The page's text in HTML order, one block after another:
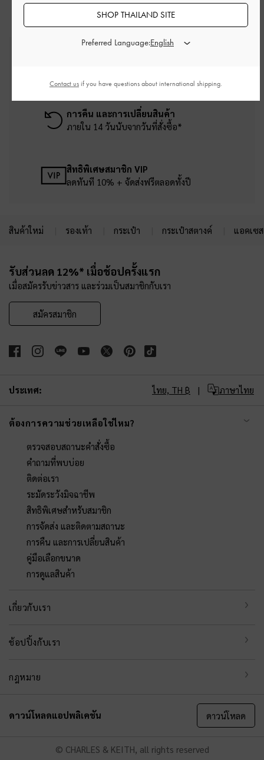
การคืน และการเปลี่ยนสินค้า
ภายใน 14 วันนับจากวันที่สั่งซื้อ*
สิทธิพิเศษสมาชิก VIP
ลดทันที 10% + จัดส่งฟรีตลอดทั้งปี
สินค้าใหม่ รองเท้า กระเป๋า กระเป๋าสตางค์ แอคเซ
รับส่วนลด 12%* เมื่อช้อปครั้งแรก
เมื่อสมัครรับข่าวสาร และร่วมเป็นสมาชิกกับเรา
สมัครสมาชิก
ประเทศ: ไทย, TH ฿ ภาษาไทย
ต้องการความช่วยเหลือใช่ไหม?
ตรวจสอบสถานะคำสั่งซื้อ
คำถามที่พบบ่อย
ติดต่อเรา
ระมัดระวังมิจฉาชีพ
สิทธิพิเศษสำหรับสมาชิก
การจัดส่ง และติดตามสถานะ
การคืน และการเปลี่ยนสินค้า
คู่มือเลือกขนาด
การดูแลสินค้า
เกี่ยวกับเรา
ช้อปปิ้งกับเรา
กฎหมาย
ดาวน์โหลดแอปพลิเคชัน ดาวน์โหลด
© CHARLES & KEITH, all rights reserved
SHOP THAILAND SITE
Preferred Language:
Contact us if you have questions about international shipping.